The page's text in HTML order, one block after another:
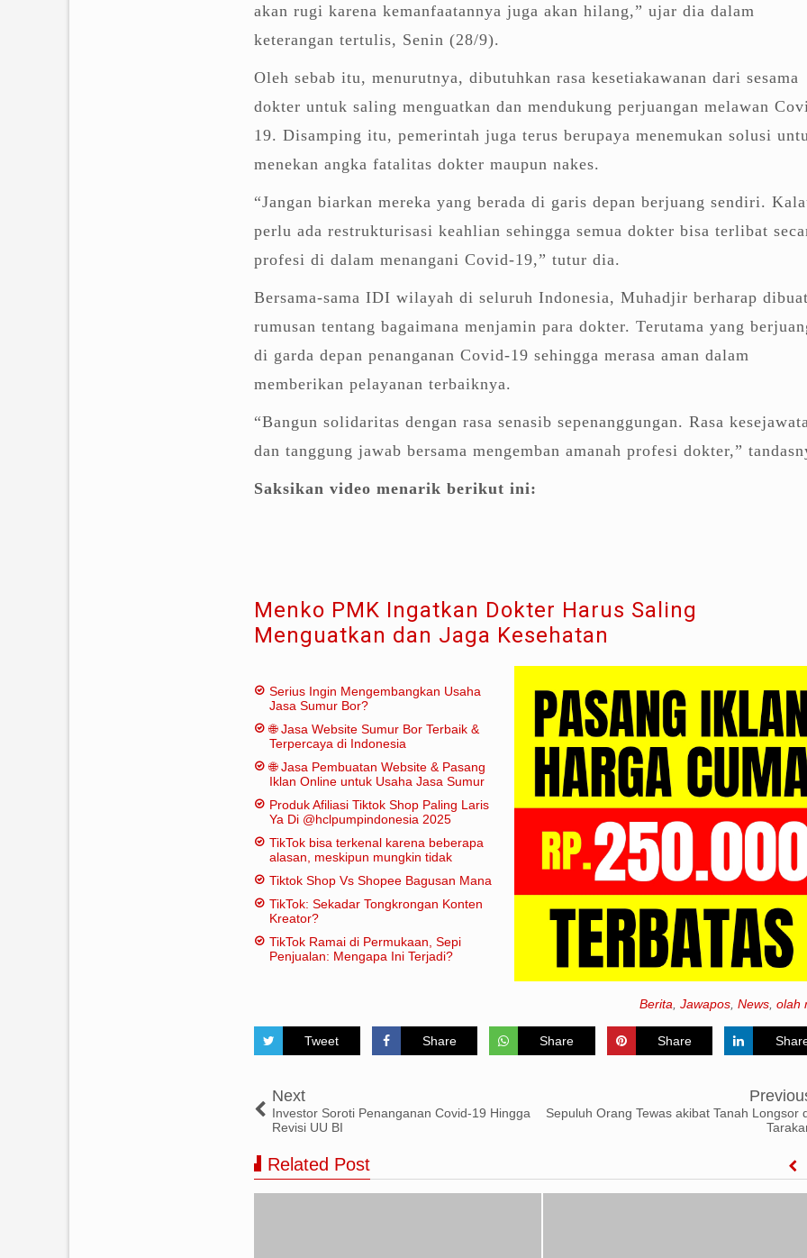
akan rugi karena kemanfaatannya juga akan hilang,” ujar dia dalam
keterangan tertulis, Senin (28/9).
Oleh sebab itu, menurutnya, dibutuhkan rasa kesetiakawanan dari sesama
dokter untuk saling menguatkan dan mendukung perjuangan melawan
19. Disamping itu, pemerintah juga terus berupaya menemukan solusi
menekan angka fatalitas dokter maupun nakes.
“Jangan biarkan mereka yang berada di garis depan berjuang sendiri.
perlu ada restrukturisasi keahlian sehingga semua dokter bisa terlibat
profesi di dalam menangani Covid-19,” tutur dia.
Bersama-sama IDI wilayah di seluruh Indonesia, Muhadjir berharap dibuat
rumusan tentang bagaimana menjamin para dokter. Terutama yang
di garda depan penanganan Covid-19 sehingga merasa aman dalam
memberikan pelayanan terbaiknya.
“Bangun solidaritas dengan rasa senasib sepenanggungan. Rasa
dan tanggung jawab bersama mengemban amanah profesi dokter,”
Saksikan video menarik berikut ini:
Menko PMK Ingatkan Dokter Harus Saling
Menguatkan dan Jaga Kesehatan
Serius Ingin Mengembangkan Usaha
Jasa Sumur Bor?
🌐 Jasa Website Sumur Bor Terbaik &
Terpercaya di Indonesia
🌐 Jasa Pembuatan Website & Pasang
Iklan Online untuk Usaha Jasa Sumur
Produk Afiliasi Tiktok Shop Paling Laris
Ya Di @hclpumpindonesia 2025
TikTok bisa terkenal karena beberapa
alasan, meskipun mungkin tidak
tradisional:
Tiktok Shop Vs Shopee Bagusan Mana
TikTok: Sekadar Tongkrongan Konten
Kreator?
TikTok Ramai di Permukaan, Sepi
Penjualan: Mengapa Ini Terjadi?
Berita Jawapos News olah
Tweet Share Share Share
Next
Investor Soroti Penanganan Covid-19 Hingga
Revisi UU BI
Sepuluh Orang Tewas akibat Tanah Longsor
Related Post